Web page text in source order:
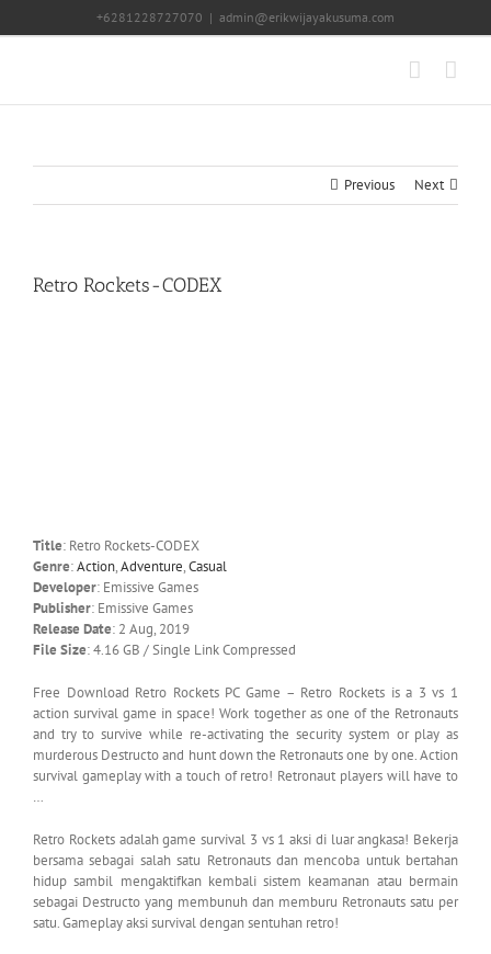
+6281228727070 | admin@erikwijayakusuma.com
Previous Next
Retro Rockets-CODEX
Title: Retro Rockets-CODEX
Genre:Action,Adventure,Casual
Developer: Emissive Games
Publisher: Emissive Games
Release Date: 2 Aug, 2019
File Size: 4.16 GB / Single Link Compressed
Free Download Retro Rockets PC Game – Retro Rockets is a 3 vs 1
action survival game in space! Work together as one of the Retronauts
and try to survive while re-activating the security system or play as
murderous Destructo and hunt down the Retronauts one by one. Action
survival gameplay with a touch of retro! Retronaut players will have to
…
Retro Rockets adalah game survival 3 vs 1 aksi di luar angkasa! Bekerja
bersama sebagai salah satu Retronauts dan mencoba untuk bertahan
hidup sambil mengaktifkan kembali sistem keamanan atau bermain
sebagai Destructo yang membunuh dan memburu Retronauts satu per
satu. Gameplay aksi survival dengan sentuhan retro!